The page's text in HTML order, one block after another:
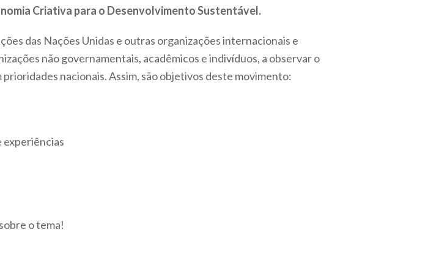
Criativa para o Desenvolvimento Sustentável.
das Nações Unidas e outras organizações internacionais e
não governamentais, acadêmicos e indivíduos, a observar o
nacionais. Assim, são objetivos deste movimento:
o tema!